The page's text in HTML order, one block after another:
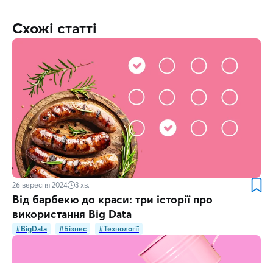
Схожі статті
26 вересня 2024 3 хв.
Від барбекю до краси: три історії про
використання Big Data
#BigData #Бізнес #Технології